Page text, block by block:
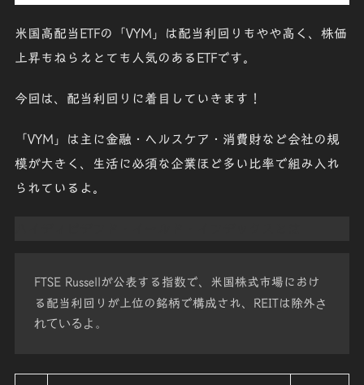
米国高配当ETFの「VYM」は配当利回りもやや高く、株価
上昇もねらえとても人気のあるETFです。
今回は、 配当利回り に着目していきます！
「VYM 」は主に金融・ヘルスケア・消費財など会社の規
模が大きく、生活に必須な企業ほど多い比率で組み入れ
られているよ。
FTSE Russellが公表する指数で、米国株式市場におけ
る配当利回りが上位の銘柄で構成され、REITは除外 さ
れているよ。